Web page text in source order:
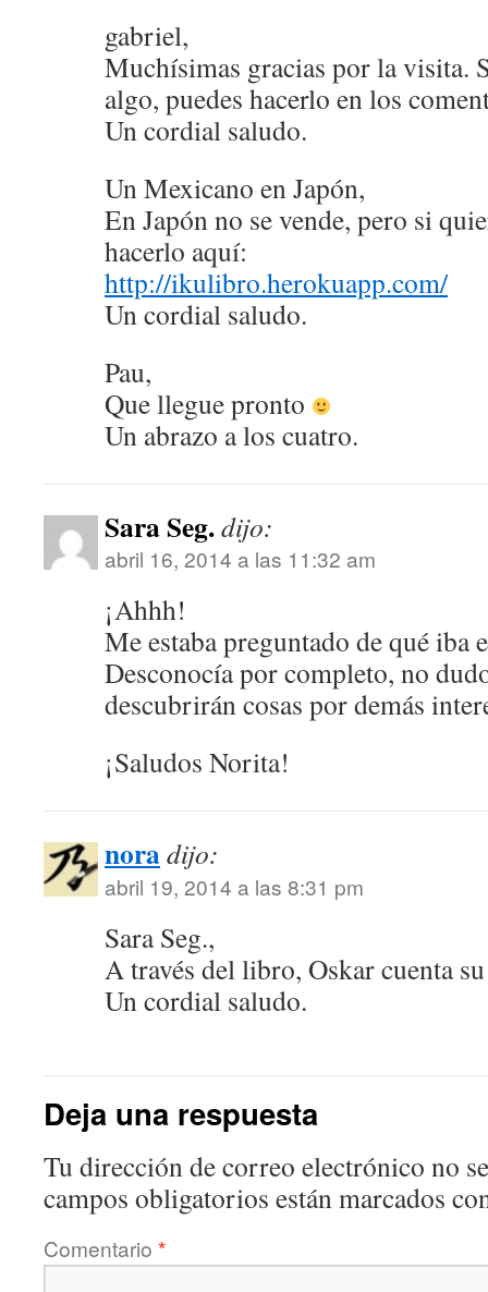
gabriel,
Muchísimas gracias por la visita.
algo, puedes hacerlo en los
Un cordial saludo.
Un Mexicano en Japón,
En Japón no se vende, pero si
hacerlo aquí:
http://ikulibro.herokuapp.com/
Un cordial saludo.
Pau,
Que llegue pronto
Un abrazo a los cuatro.
Sara Seg.dijo:
abril 16, 2014 a las 11:32 am
¡Ahhh!
Me estaba preguntado de qué iba
Desconocía por completo, no
descubrirán cosas por demás
¡Saludos Norita!
noradijo:
abril 19, 2014 a las 8:31 pm
Sara Seg.,
A través del libro, Oskar cuenta
Un cordial saludo.
Deja una respuesta
Tu dirección de correo electrónico no
campos obligatorios están marcados
Comentario *